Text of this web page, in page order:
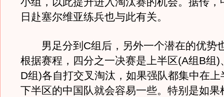
日赴塞尔维亚练兵也与此有关。
男足分到C组后，另外一个潜在的优势
根据赛程，四分之一决赛是上半区(A组B组)
D组)各自打交叉淘汰，如果强队都集中在
下半区的中国队就会容易一些。特别是如果